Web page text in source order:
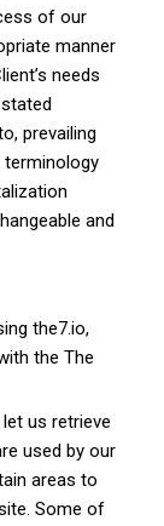
of our
manner
needs
prevailing
terminology
and
the7.io,
the The
us retrieve
used by our
areas to
Some of